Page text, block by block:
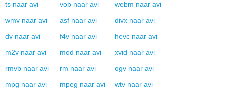
ts naar avi vob naar avi webm naar avi
wmv naar avi asf naar avi divx naar avi
dv naar avi f4v naar avi hevc naar avi
m2v naar avi mod naar avi xvid naar avi
rmvb naar avi rm naar avi ogv naar avi
mpg naar avi mpeg naar avi wtv naar avi